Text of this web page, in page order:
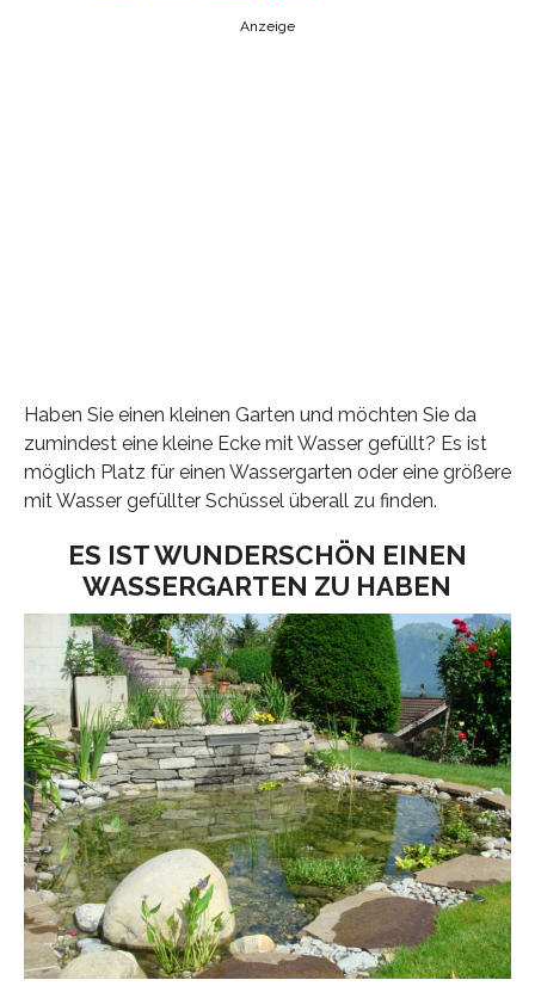
Anzeige
Haben Sie einen kleinen Garten und möchten Sie da
zumindest eine kleine Ecke mit Wasser gefüllt? Es ist
möglich Platz für einen Wassergarten oder eine größere
mit Wasser gefüllter Schüssel überall zu finden.
ES IST WUNDERSCHÖN EINEN
WASSERGARTEN ZU HABEN